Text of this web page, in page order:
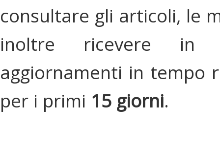
consultare gli articoli, le
inoltre ricevere in
aggiornamenti in tempo
per i primi 15 giorni.